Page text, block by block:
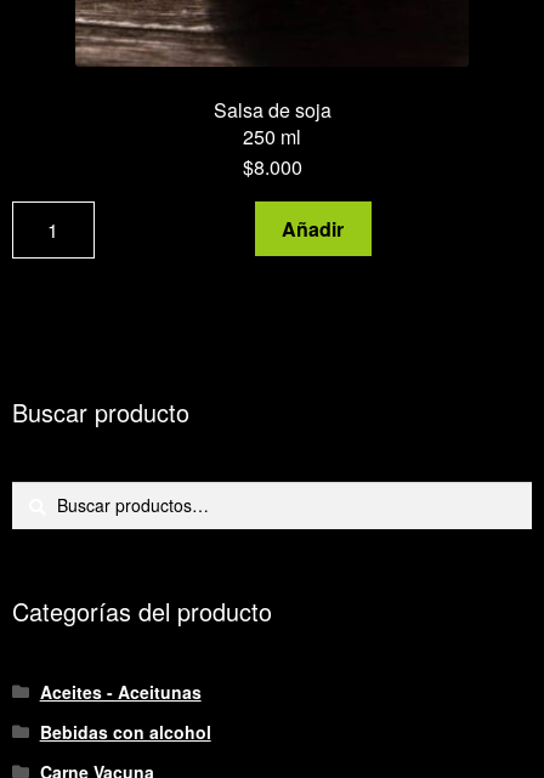
Salsa de soja
250 ml
$8.000
Salsa
de
Añadir
Buscar producto
Buscar
Buscar
Categorías del producto
Aceites - Aceitunas
Bebidas con alcohol
Carne Vacuna